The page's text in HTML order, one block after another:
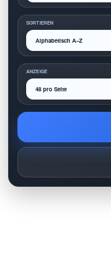
SORTIEREN
ANZEIGE